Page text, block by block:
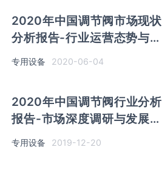
2020年中国调节阀市场现状
分析报告-行业运营态势与发
展前景预测
专用设备 2020-06-04
2020年中国调节阀行业分析
报告-市场深度调研与发展潜
力评估
专用设备 2019-12-20